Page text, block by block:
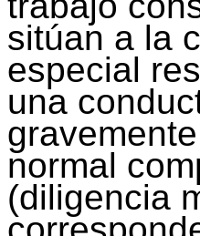
sitúan a la
especial
una
normal
(diligencia